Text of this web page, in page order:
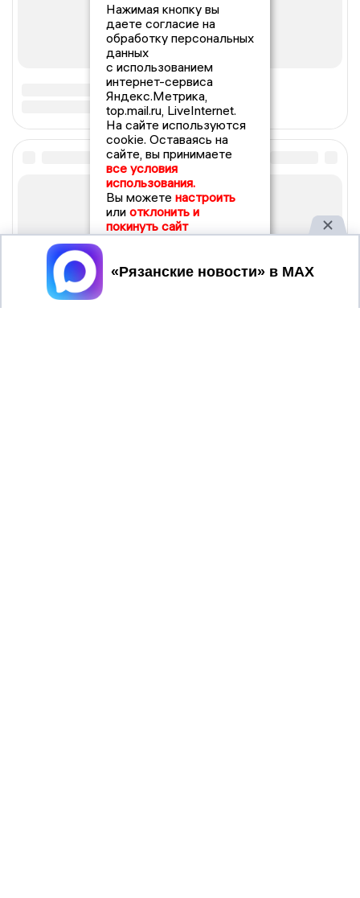
Нажимая кнопку вы
даете согласие на
обработку персональных
данных
с использованием
интернет-сервиса
Яндекс.Метрика,
top.mail.ru, LiveInternet.
На сайте используются
cookie. Оставаясь на
сайте, вы принимаете
все условия
использования.
Вы можете настроить
или отклонить и
покинуть сайт
Принять